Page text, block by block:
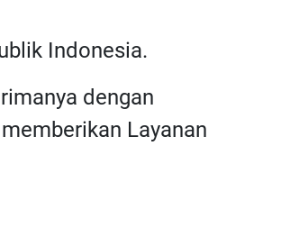
Indonesia.
dengan
Layanan